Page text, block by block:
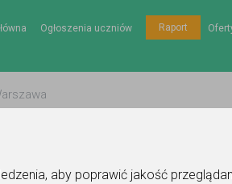
aby poprawić jakość
Ogłoszenia uczniów Raport